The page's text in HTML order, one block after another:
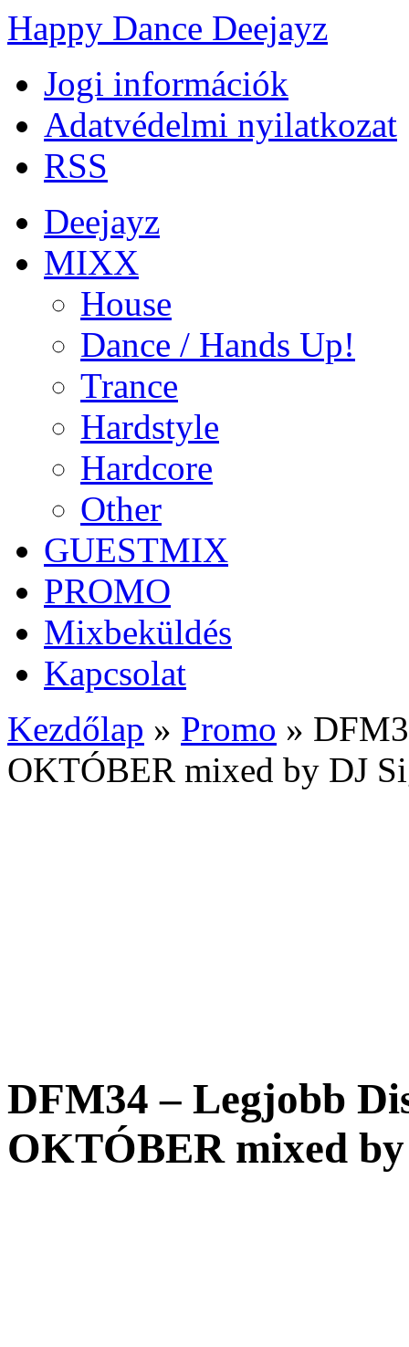
Happy Dance Deejayz
Jogi információk
Adatvédelmi nyilatkozat
RSS
Deejayz
MIXX
House
Dance / Hands Up!
Trance
Hardstyle
Hardcore
Other
GUESTMIX
PROMO
Mixbeküldés
Kapcsolat
Kezdőlap » Promo »
OKTÓBER mixed by DJ
DFM34 – Legjobb
OKTÓBER mixed